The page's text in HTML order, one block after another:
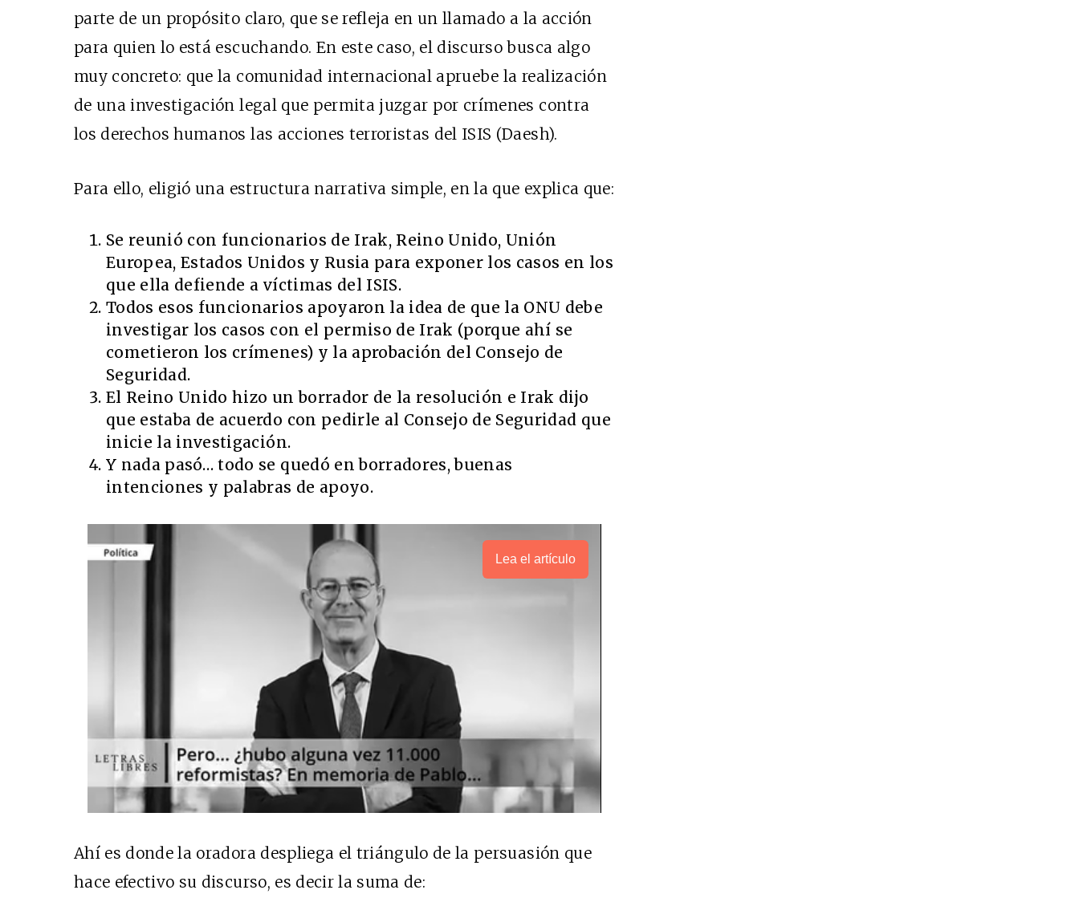
parte de un propósito claro, que se refleja en un llamado a la acción
para quien lo está escuchando. En este caso, el discurso busca algo
muy concreto: que la comunidad internacional apruebe la realización
de una investigación legal que permita juzgar por crímenes contra
los derechos humanos las acciones terroristas del ISIS (Daesh).
Para ello, eligió una estructura narrativa simple, en la que explica que:
Se reunió con funcionarios de Irak, Reino Unido, Unión
Europea, Estados Unidos y Rusia para exponer los casos en los
que ella defiende a víctimas del ISIS.
Todos esos funcionarios apoyaron la idea de que la ONU debe
investigar los casos con el permiso de Irak (porque ahí se
cometieron los crímenes) y la aprobación del Consejo de
Seguridad.
El Reino Unido hizo un borrador de la resolución e Irak dijo
que estaba de acuerdo con pedirle al Consejo de Seguridad que
inicie la investigación.
Y nada pasó… todo se quedó en borradores, buenas
intenciones y palabras de apoyo.
Lea el artículo
Ahí es donde la oradora despliega el triángulo de la persuasión que
hace efectivo su discurso, es decir la suma de: